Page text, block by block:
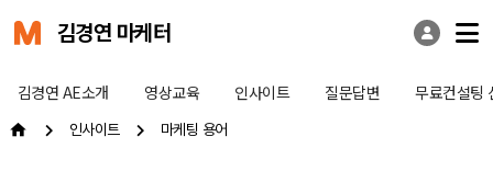
김경연 마케터
김경연 AE소개 영상교육 인사이트 질문답변 무료컨설팅
인사이트 마케팅 용어